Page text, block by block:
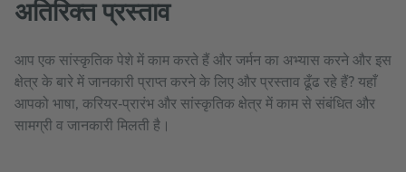
अतिरिक्त प्रस्ताव
आप एक सांस्कृतिक पेशे में काम करते हैं और जर्मन का अभ्यास करने और इस
क्षेत्र के बारे में जानकारी प्राप्त करने के लिए और प्रस्ताव ढूँढ रहे हैं? यहाँ
आपको भाषा, करियर‑प्रारंभ और सांस्कृतिक क्षेत्र में काम से संबंधित और
सामग्री व जानकारी मिलती है।